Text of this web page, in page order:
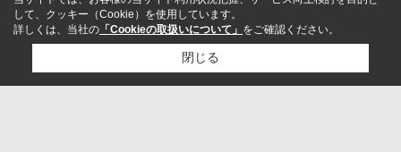
して、クッキー（Cookie）を使用しています。
詳しくは、当社の 「Cookieの取扱いについて」 をご確認ください。
閉じる